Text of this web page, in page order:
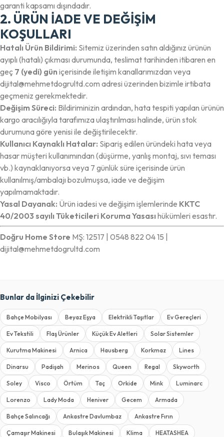
garanti kapsamı dışındadır.
2. ÜRÜN İADE VE DEĞİŞİM
KOŞULLARI
Hatalı Ürün Bildirimi: Sitemiz üzerinden satın aldığınız ürünün
ayıplı (hatalı) çıkması durumunda, teslimat tarihinden itibaren en
geç 7 (yedi) gün içerisinde iletişim kanallarımızdan veya
dijital@mehmetdogrultd.com adresi üzerinden bizimle irtibata
geçmeniz gerekmektedir.
Değişim Süreci: Bildiriminizin ardından, hata tespiti yapılan ürünün
kargo aracılığıyla tarafımıza ulaştırılması halinde, ürün stok
durumuna göre yenisi ile değiştirilecektir.
Kullanıcı Kaynaklı Hatalar: Sipariş edilen üründeki hata veya
hasar müşteri kullanımından (düşürme, yanlış montaj, sıvı teması
vb.) kaynaklanıyorsa veya 7 günlük süre içerisinde ürün
kullanılmış/ambalajı bozulmuşsa, iade ve değişim
yapılmamaktadır.
Yasal Dayanak: Ürün iadesi ve değişim işlemlerinde KKTC
40/2003 sayılı Tüketicileri Koruma Yasası hükümleri esastır.
Doğru Home Store MŞ: 12517 | 0548 822 04 15 |
dijital@mehmetdogrultd.com
Bunlar da İlginizi Çekebilir
Bahçe Mobilyası Beyaz Eşya Elektrikli Taşıtlar Ev Gereçleri
Ev Tekstili Flaş Ürünler Küçük Ev Aletleri Solar Sistemler
Kurutma Makinesi Arnica Hausberg Korkmaz Lines
Dinarsu Padişah Merinos Queen Regal Skyworth
Soley Visco Örtüm Taç Orkide Mink Luminarc
Lorenzo Lady Moda Heniver Gecem Armada
Bahçe Salıncağı Ankastre Davlumbaz Ankastre Fırın
Çamaşır Makinesi Bulaşık Makinesi Klima HEATASHEA